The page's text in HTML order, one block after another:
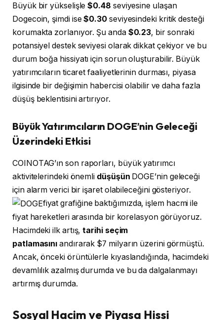
Büyük bir yükselişle$0.48 seviyesine ulaşan
Dogecoin, şimdi ise$0.30 seviyesindeki kritik desteği
korumakta zorlanıyor. Şu anda $0.23, bir sonraki
potansiyel destek seviyesi olarak dikkat çekiyor ve bu
durum boğa hissiyatı için sorun oluşturabilir. Büyük
yatırımcıların ticaret faaliyetlerinin durması, piyasa
ilgisinde bir değişimin habercisi olabilir ve daha fazla
düşüş beklentisini artırıyor.
Büyük Yatırımcıların DOGE’nin Geleceği
Üzerindeki Etkisi
COINOTAG’ın son raporları, büyük yatırımcı
aktivitelerindeki önemli düşüşün DOGE’nin geleceği
için alarm verici bir işaret olabileceğini gösteriyor.
fiyat grafiğine baktığımızda, işlem hacmi ile
fiyat hareketleri arasında bir korelasyon görüyoruz.
Hacimdeki ilk artış,tarihi seçim
patlamasını andırarak $7 milyarın üzerini görmüştü.
Ancak, önceki örüntülerle kıyaslandığında, hacimdeki
devamlılık azalmış durumda ve bu da dalgalanmayı
artırmış durumda.
Sosyal Hacim ve Piyasa Hissi